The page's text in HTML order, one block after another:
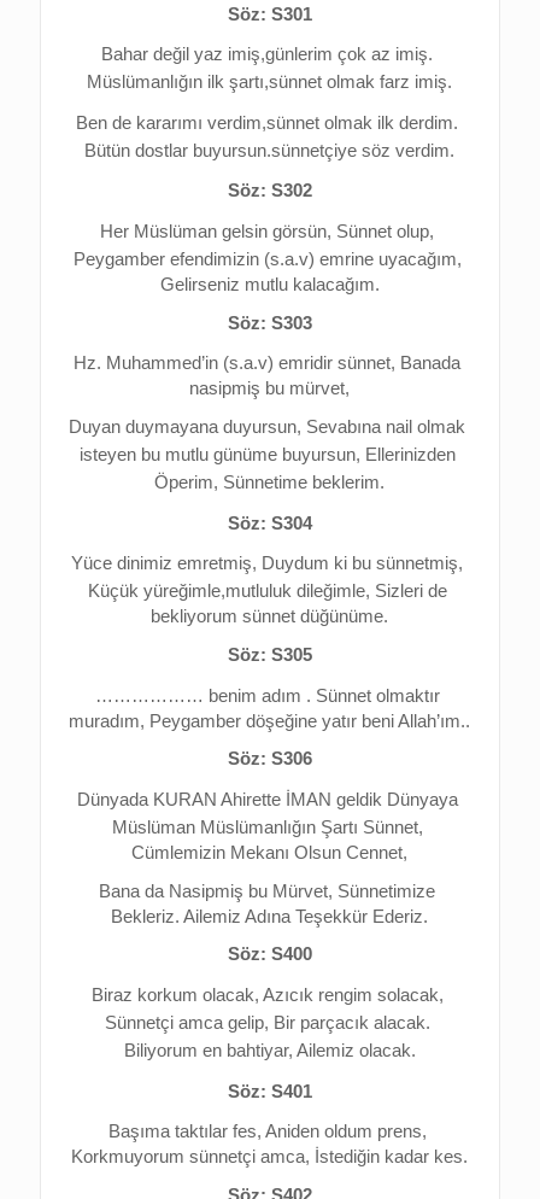
Söz: S301
Bahar değil yaz imiş,g
Müslümanlığın ilk şartı,sünnet olmak farz imiş.
Ben de kararımı verdim,s
Bütün dostlar buyursun.sünnetçiye söz verdim.
Söz: S302
Her Müslüman gelsin görsün, Sünnet olup,
Gelirseniz mutlu kalacağım.
Söz: S303
Hz. Muhammed’in (s.a.v) emridir sünnet, Banada
nasipmiş bu mürvet,
Duyan duymayana duyursun, Sevabına nail olmak
isteyen bu mutlu günüme buyursun, Ellerinizden
Öperim, Sünnetime beklerim.
Söz: S304
Yüce dinimiz emretmiş,
Küçük yüreğimle,mutluluk dileğimle, Sizleri de
bekliyorum sünnet düğünüme.
Söz: S305
……………… benim adım . Sünnet olmaktır
muradım, Peygamber döşeğine yatır beni Allah’ım..
Söz: S306
Dünyada KURAN Ahirette İMAN geldik Dünyaya
Müslüman
Cümlemizin Mekanı Olsun Cennet,
Bana da Nasipmiş bu Mürvet, Sünnetimize
Bekleriz. Ailemiz Adına Teşekkür Ederiz.
Söz: S400
Biraz korkum olacak,
Sünnetçi amca gelip,
Biliyorum en bahtiyar, Ailemiz olacak.
Söz: S401
Başıma taktılar fes,
Korkmuyorum sünnetçi amca, İstediğin kadar kes.